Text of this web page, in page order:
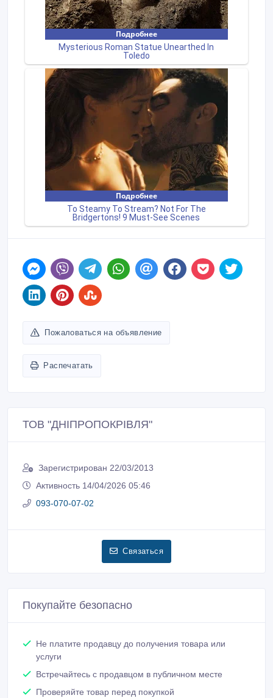
Пожаловаться на объявление
Распечатать
ТОВ "ДНІПРОПОКРІВЛЯ"
Зарегистрирован 22/03/2013
Активность 14/04/2026 05:46
093-070-07-02
Связаться
Покупайте безопасно
Не платите продавцу до получения товара или
услуги
Встречайтесь с продавцом в публичном месте
Проверяйте товар перед покупкой